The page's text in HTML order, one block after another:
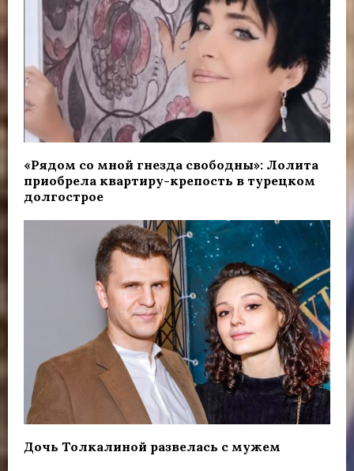
«Рядом со мной гнезда свободны»: Лолита
приобрела квартиру-крепость в турецком
долгострое
Дочь Толкалиной развелась с мужем